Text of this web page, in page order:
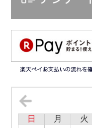
日 月 火